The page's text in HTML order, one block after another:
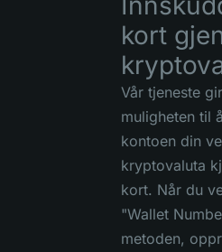
kort
Vår tjeneste gir
muligheten til
kontoen din
kryptovaluta
kort. Når du
"Wallet
metoden,